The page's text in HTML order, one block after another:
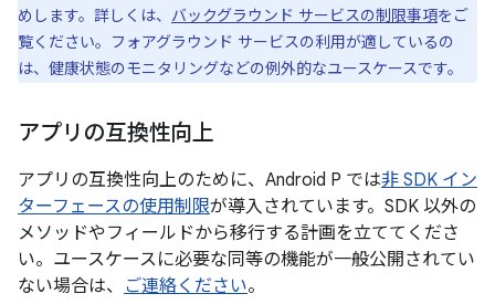
めします。詳しくは、 バックグラウンド サービスの制限事項をご
覧ください。フォアグラウンド サービスの利用が適しているの
は、健康状態のモニタリングなどの例外的なユースケースです。
アプリの互換性向上
アプリの互換性向上のために、Android P では非 SDK イン
ターフェースの使用制限が導入されています。SDK 以外の
メソッドやフィールドから移行する計画を立ててくださ
い。ユースケースに必要な同等の機能が一般公開されてい
ない場合は、 ご連絡ください。